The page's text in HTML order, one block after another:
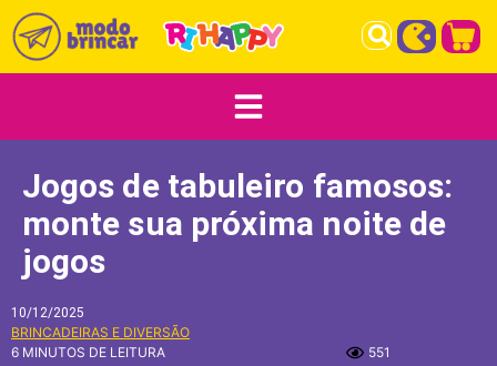
Jogos de tabuleiro famosos:
monte sua próxima noite de
jogos
10/12/2025
BRINCADEIRAS E DIVERSÃO
6 MINUTOS DE LEITURA
551